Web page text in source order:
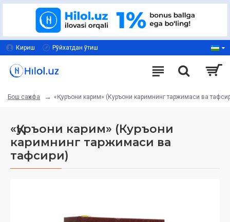
Кириш Рўйхатдан ўтиш
Бош саҳифа «Қуръони карим» (Куръони каримнинг таржимаси ва
«Қуръони карим» (Куръони
каримнинг таржимаси ва
тафсири)